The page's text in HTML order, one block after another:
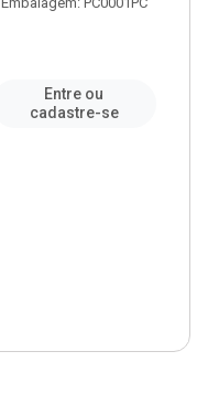
Entre ou
cadastre-se